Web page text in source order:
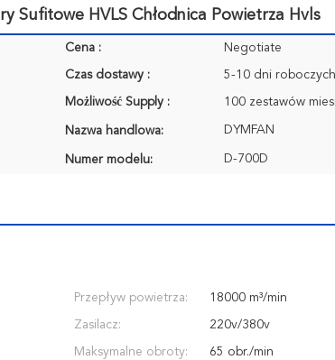
Sufitowe HVLS Chłodnica Powietrza Hvls
Cena : Negotiate
Czas dostawy : 5-10 dni roboczych
Możliwość Supply : 100 zestawów
Nazwa handlowa: DYMFAN
Numer modelu: D-700D
Przepływ powietrza: 18000 m³/min
Zasilacz: 220v/380v
Maksymalne obroty: 65 obr./min